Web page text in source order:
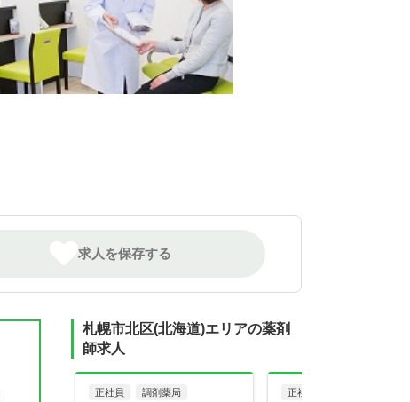
求人を保存する
札幌市北区(北海道)エリアの薬剤
師求人
正社員 調剤薬局 正社員